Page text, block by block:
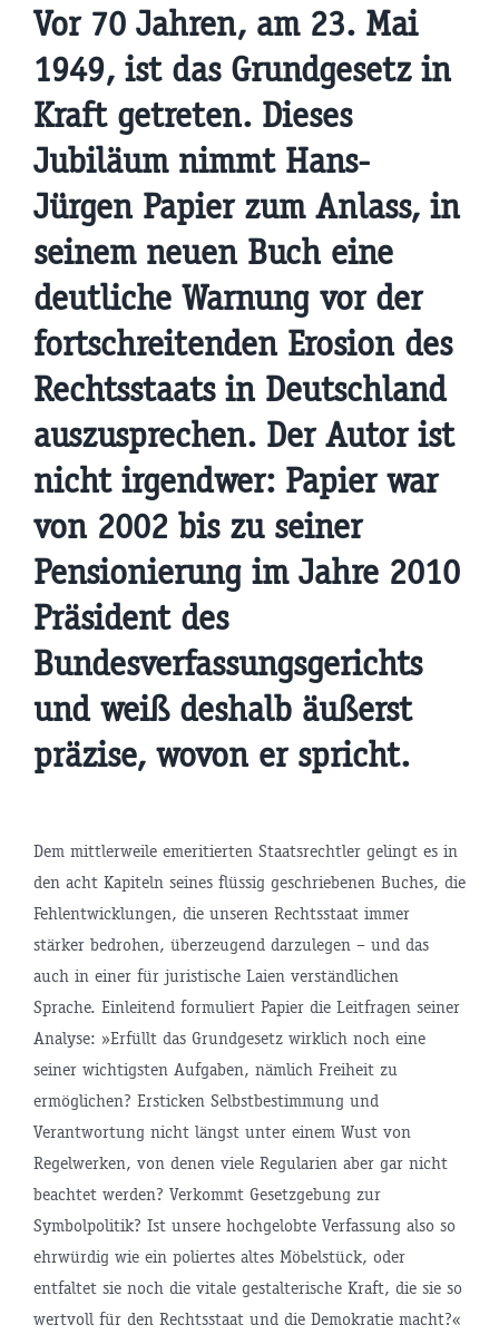
Vor 70 Jahren, am 23. Mai
1949, ist das Grundgesetz in
Kraft getreten. Dieses
Jubiläum nimmt Hans-
Jürgen Papier zum Anlass, in
seinem neuen Buch eine
deutliche Warnung vor der
fortschreitenden Erosion des
Rechtsstaats in Deutschland
auszusprechen. Der Autor ist
nicht irgendwer: Papier war
von 2002 bis zu seiner
Pensionierung im Jahre 2010
Präsident des
Bundesverfassungsgerichts
und weiß deshalb äußerst
präzise, wovon er spricht.
Dem mittlerweile emeritierten Staatsrechtler gelingt es in
den acht Kapiteln seines flüssig geschriebenen Buches, die
Fehlentwicklungen, die unseren Rechtsstaat immer
stärker bedrohen, überzeugend darzulegen – und das
auch in einer für juristische Laien verständlichen
Sprache. Einleitend formuliert Papier die Leitfragen seiner
Analyse: »Erfüllt das Grundgesetz wirklich noch eine
seiner wichtigsten Aufgaben, nämlich Freiheit zu
ermöglichen? Ersticken Selbstbestimmung und
Verantwortung nicht längst unter einem Wust von
Regelwerken, von denen viele Regularien aber gar nicht
beachtet werden? Verkommt Gesetzgebung zur
Symbolpolitik? Ist unsere hochgelobte Verfassung also so
ehrwürdig wie ein poliertes altes Möbelstück, oder
entfaltet sie noch die vitale gestalterische Kraft, die sie so
wertvoll für den Rechtsstaat und die Demokratie macht?«